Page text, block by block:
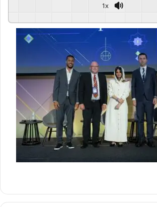
1x